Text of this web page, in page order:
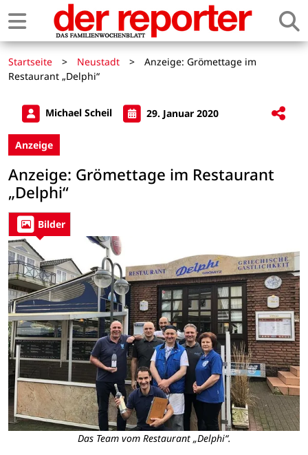
Startseite > Neustadt >
Anzeige: Grömettage im
Restaurant „Delphi“
Michael Scheil 29. Januar 2020
Anzeige
Anzeige: Grömettage im Restaurant
„Delphi“
Bilder
Das Team vom Restaurant „Delphi“.